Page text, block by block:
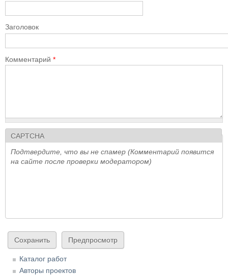
Заголовок
Комментарий *
CAPTCHA
Подтвердите, что вы не спамер (Комментарий появится
на сайте после проверки модератором)
Каталог работ
Авторы проектов